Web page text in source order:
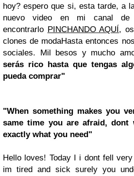
hoy? espero que si, esta tarde, a
nuevo video en mi canal de
encontrarlo PINCHANDO AQUÍ ,
clones de modaHasta entonces
sociales. Mil besos y mucho
serás rico hasta que tengas
pueda comprar"
"When something makes you
same time you are afraid, dont
exactly what you need"
Hello loves! Today I i dont fell
im tired and sick surely you